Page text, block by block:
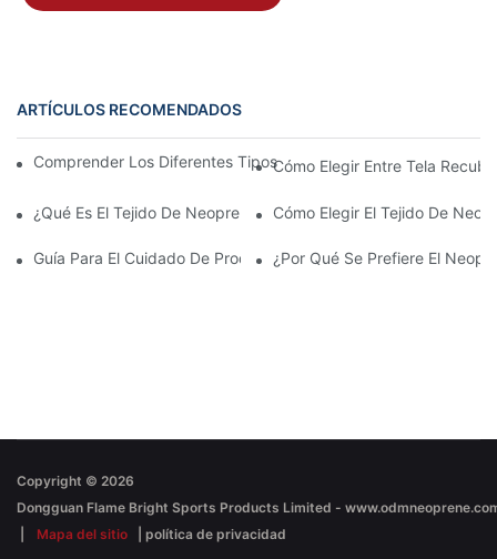
ARTÍCULOS RECOMENDADOS
Comprender Los Diferentes Tipos De Tejido De Neopreno
Cómo Elegir Entre Tela
¿Qué Es El Tejido De Neopreno Para Repujado? Características
Cómo Elegir El Tejido De
Guía Para El Cuidado De Productos De Tela Recubiertos De
¿Por Qué Se Prefiere El
Copyright © 2026
Mapa del sitio política de privacidad